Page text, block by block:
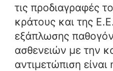
τις προδιαγραφές
κράτους και της
εξάπλωσης
ασθενειών με την
αντιμετώπιση